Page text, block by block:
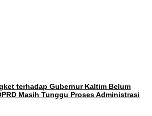
terhadap Gubernur Kaltim Belum
Masih Tunggu Proses Administrasi